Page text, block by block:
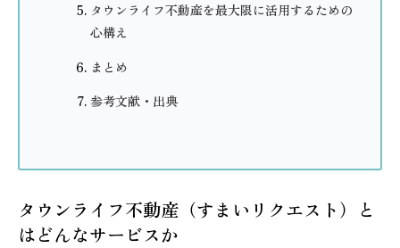
タウンライフ不動産を最大限に活用するための
心構え
まとめ
参考文献・出典
タウンライフ不動産（すまいリクエスト）と
はどんなサービスか